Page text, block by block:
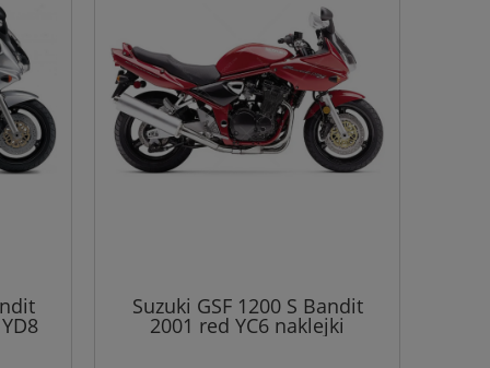
Suzuki GSF 1200 S Bandit
2001 red YC6 naklejki